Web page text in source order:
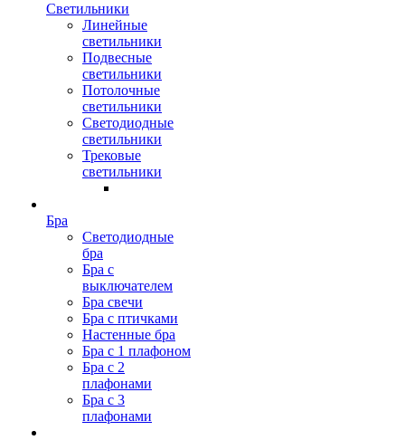
Светильники
Линейные
светильники
Подвесные
светильники
Потолочные
светильники
Светодиодные
светильники
Трековые
светильники
Бра
Светодиодные
бра
Бра с
выключателем
Бра свечи
Бра с птичками
Настенные бра
Бра с 1 плафоном
Бра с 2
плафонами
Бра с 3
плафонами